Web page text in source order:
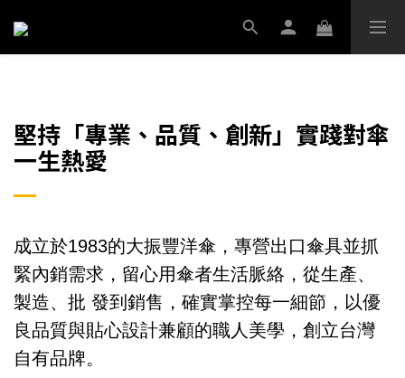
堅持「專業、品質、創新」實踐對傘
一生熱愛
成立於1983的大振豐洋傘，專營出口傘具並抓
緊內銷需求，留心用傘者生活脈絡，從生產、
製造、批 發到銷售，確實掌控每一細節，以優
良品質與貼心設計兼顧的職人美學，創立台灣
自有品牌。